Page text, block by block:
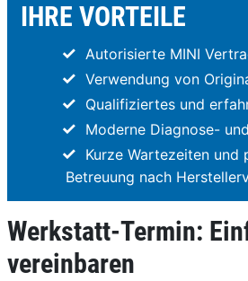
IHRE VORTEILE
Autorisierte MINI
Verwendung von
Qualifiziertes und
Moderne Diagnose-
Kurze Wartezeiten und
Betreuung nach
Werkstatt-Termin:
vereinbaren